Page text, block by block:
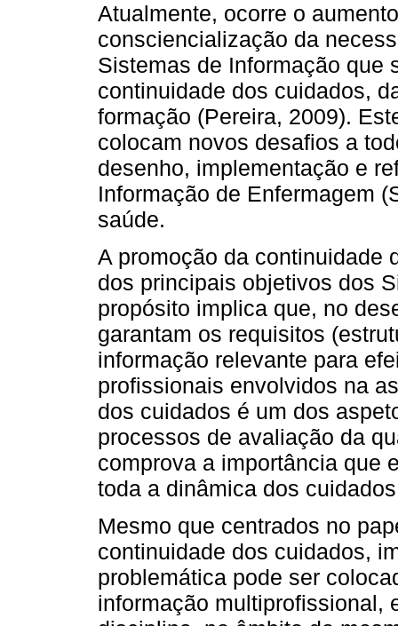
Atualmente, ocorre o
consciencialização da
Sistemas de Informação que
continuidade dos cuidados,
formação (Pereira, 2009).
colocam novos desafios a
desenho, implementação e
Informação de Enfermagem
saúde.
A promoção da continuidade
dos principais objetivos dos
propósito implica que, no
garantam os requisitos
informação relevante para
profissionais envolvidos na
dos cuidados é um dos
processos de avaliação da
comprova a importância que
toda a dinâmica dos
Mesmo que centrados no
continuidade dos cuidados,
problemática pode ser
informação multiprofissional,